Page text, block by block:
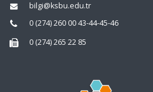
bilgi@ksbu.edu.tr
0 (274) 260 00 43-44-45-46
0 (274) 265 22 85